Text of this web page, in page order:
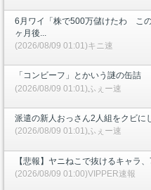
6月ワイ「株で500万儲けたわ こ
ヶ月後...
(2026/08/09 01:01)キニ速
「コンビーフ」とかいう謎の缶詰
(2026/08/09 01:01)ふぇー速
派遣の新人おっさん2人組をクビに
(2026/08/09 01:01)ふぇー速
【悲報】ヤニねこで抜けるキャラ
(2026/08/09 01:00)VIPPER速報